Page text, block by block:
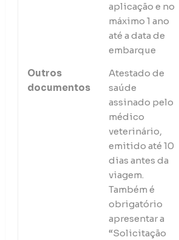
aplicação e no
máximo 1 ano
até a data de
embarque
Outros
documentos
Atestado de
saúde
assinado pelo
médico
veterinário,
emitido até 10
dias antes da
viagem.
Também é
obrigatório
apresentar a
“Solicitação